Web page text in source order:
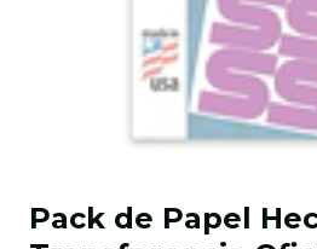
Pack de Papel